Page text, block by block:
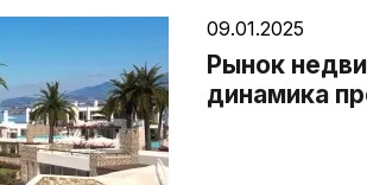
09.01.2025
Рынок
динамика